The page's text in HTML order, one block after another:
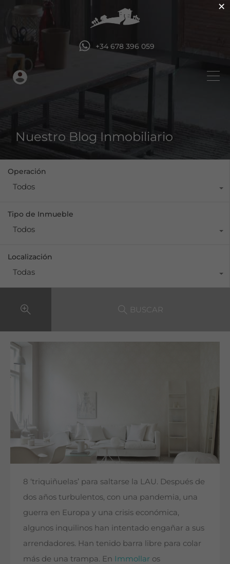
+34 678 396 059
Nuestro Blog Inmobiliario
Operación
Todos
Tipo de Inmueble
Todos
Localización
Todas
BUSCAR
8 ‘triquiñuelas’ para saltarse la LAU. Después de
dos años turbulentos, con una pandemia, una
guerra en Europa y una crisis económica,
algunos inquilinos han intentado engañar a sus
arrendadores. Han tenido barra libre para colar
más de una trampa. En Immollar os
×